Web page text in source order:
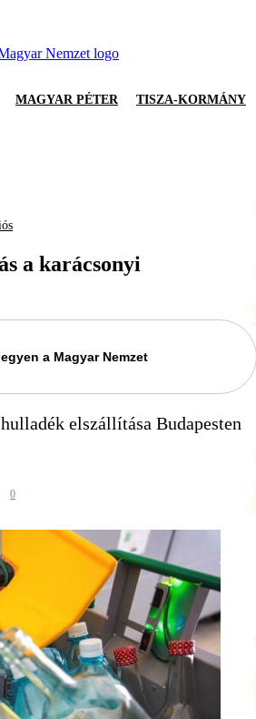
MAGYAR PÉTER TISZA-KORMÁNY
a karácsonyi
a Magyar Nemzet
elszállítása Budapesten
0